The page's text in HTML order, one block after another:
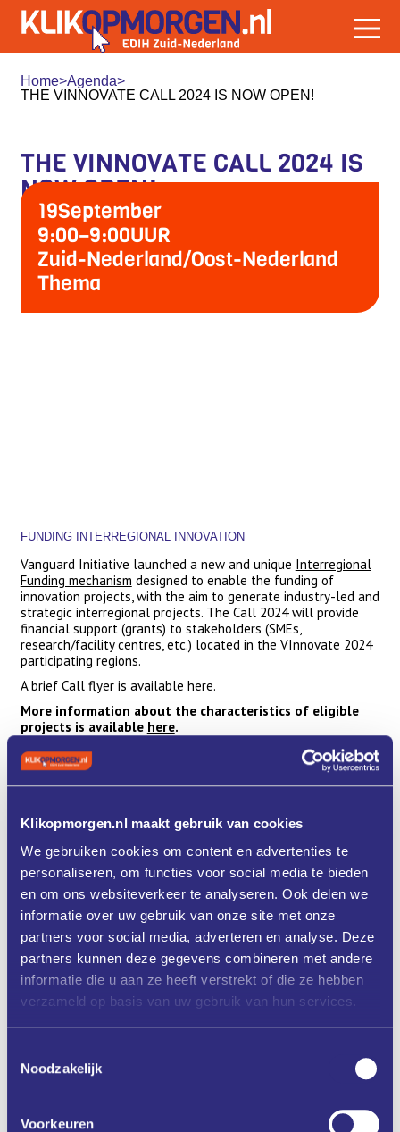
Klikopmorgen.nl maakt gebruik van cookies
We gebruiken cookies om content en advertenties te
personaliseren, om functies voor social media te bieden
en om ons websiteverkeer te analyseren. Ook delen we
informatie over uw gebruik van onze site met onze
partners voor social media, adverteren en analyse. Deze
partners kunnen deze gegevens combineren met andere
informatie die u aan ze heeft verstrekt of die ze hebben
verzameld op basis van uw gebruik van hun services.
Noodzakelijk
Voorkeuren
Home>Agenda>
THE VINNOVATE CALL 2024 IS NOW OPEN!
THE VINNOVATE CALL 2024 IS
NOW OPEN!
19September
9:00–9:00UUR
Zuid-Nederland/Oost-Nederland
Thema
FUNDING INTERREGIONAL INNOVATION
Vanguard Initiative launched a new and unique Interregional
Funding mechanism designed to enable the funding of
innovation projects, with the aim to generate industry-led and
strategic interregional projects. The Call 2024 will provide
financial support (grants) to stakeholders (SMEs,
research/facility centres, etc.) located in the VInnovate 2024
participating regions.
A brief Call flyer is available here.
More information about the characteristics of eligible
projects is available here.
More information about the Call 2024 application
procedure is available
Programma
Aanmelden
Zet in mijn agenda
Deel via